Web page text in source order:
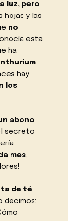
luz, pero
hojas y las
no
esta
ha
hay
los
abono
secreto
mes,
de té
decimos: